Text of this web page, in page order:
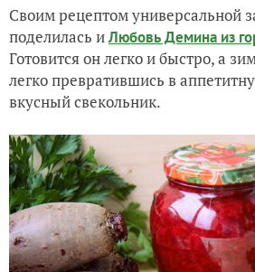
Своим рецептом универсальной
поделилась иЛюбовь Демина из
Готовится он легко и быстро, а
легко превратившись в
вкусный свекольник.